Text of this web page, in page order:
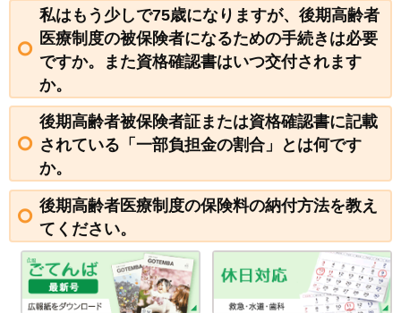
私はもう少しで75歳になりますが、後期高齢者
医療制度の被保険者になるための手続きは必要
ですか。また資格確認書はいつ交付されます
か。
後期高齢者被保険者証または資格確認書に記載
されている「一部負担金の割合」とは何です
か。
後期高齢者医療制度の保険料の納付方法を教え
てください。